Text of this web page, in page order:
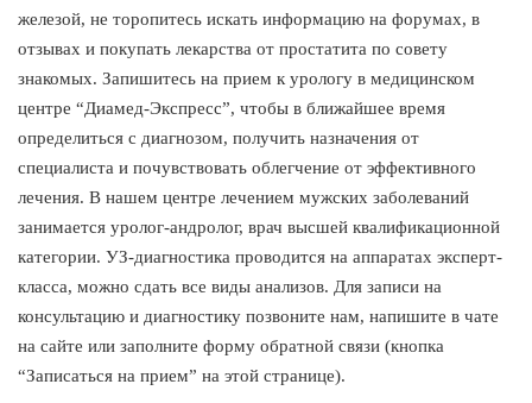
железой, не торопитесь искать информацию на форумах, в
отзывах и покупать лекарства от простатита по совету
знакомых. Запишитесь на прием к урологу в медицинском
центре “Диамед-Экспресс”, чтобы в ближайшее время
определиться с диагнозом, получить назначения от
специалиста и почувствовать облегчение от эффективного
лечения. В нашем центре лечением мужских заболеваний
занимается уролог-андролог, врач высшей квалификационной
категории. УЗ-диагностика проводится на аппаратах эксперт-
класса, можно сдать все виды анализов. Для записи на
консультацию и диагностику позвоните нам, напишите в чате
на сайте или заполните форму обратной связи (кнопка
“Записаться на прием” на этой странице).